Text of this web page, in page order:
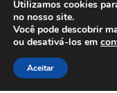
Utilizamos cookies
no nosso site.
Você pode descobrir
ou desativá-los em
Aceitar